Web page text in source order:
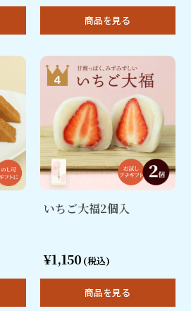
商品を見る
いちご大福2個入
¥1,150 (税込)
商品を見る